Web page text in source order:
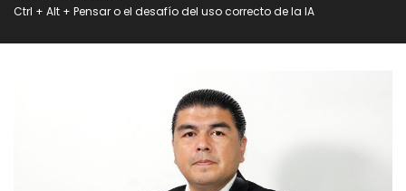
Ctrl + Alt + Pensar o el desafío del uso correcto de la IA